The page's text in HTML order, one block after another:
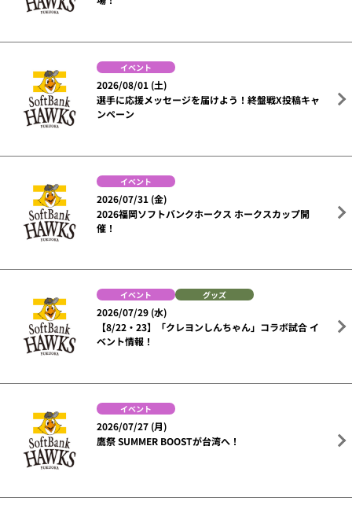
イベント
2026/08/01 (土)
選手に応援メッセージを届けよう！終盤戦X投稿キャ
ンペーン
イベント
2026/07/31 (金)
2026福岡ソフトバンクホークス ホークスカップ開
催！
イベント グッズ
2026/07/29 (水)
【8/22・23】「クレヨンしんちゃん」コラボ試合 イ
ベント情報！
イベント
2026/07/27 (月)
鷹祭 SUMMER BOOSTが台湾へ！